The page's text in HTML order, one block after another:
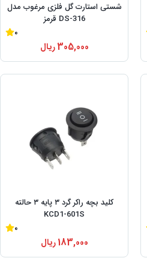
شستی استارت گل فلزی مرغوب مدل
DS-316 قرمز
0
305,000ریال
کلید بچه راکر گرد ۳ پایه ۳ حالته
KCD1-601S
0
183,000ریال